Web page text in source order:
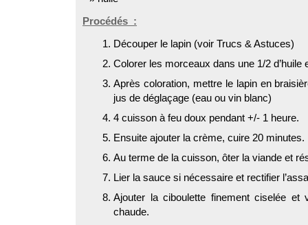
Procédés :
Découper le lapin (voir Trucs & Astuces)
Colorer les morceaux dans une 1/2 d’huile
Après coloration, mettre le lapin en
jus de déglaçage (eau ou vin blanc)
4 cuisson à feu doux pendant +/- 1 heure.
Ensuite ajouter la crème, cuire 20 minutes.
Au terme de la cuisson, ôter la viande et
Lier la sauce si nécessaire et rectifier
Ajouter la ciboulette finement ciselée et
chaude.